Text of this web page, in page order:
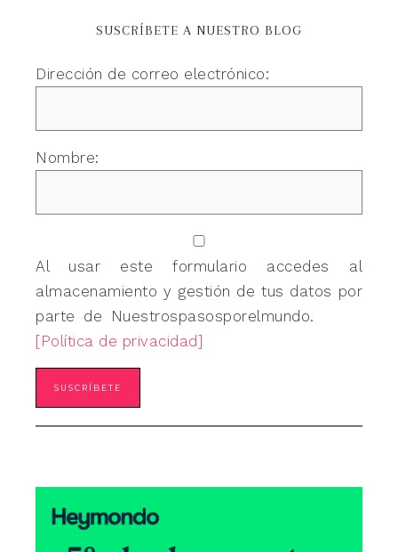
SUSCRÍBETE A NUESTRO BLOG
Dirección de correo electrónico:
Nombre:
Al usar este formulario accedes al
almacenamiento y gestión de tus datos por
parte de Nuestrospasosporelmundo.
[Política de privacidad]